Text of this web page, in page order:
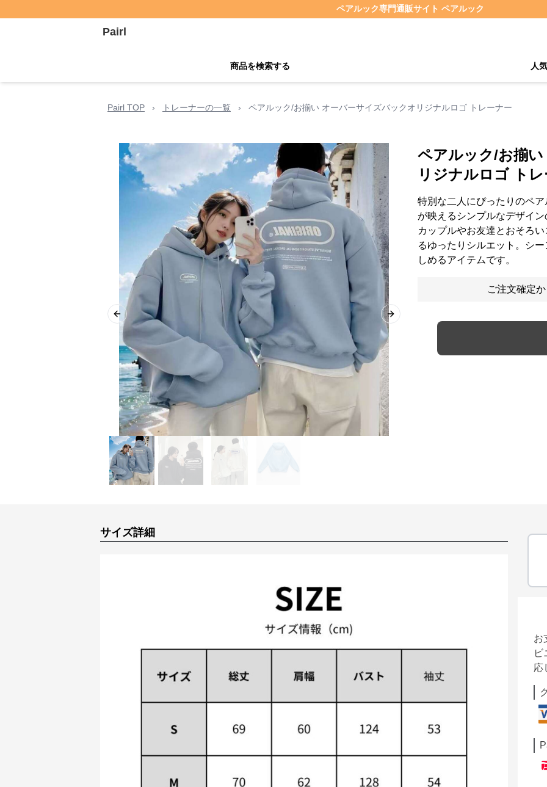
ペアルック専門通販サイト ペアルック
Pairl
商品を検索する 人
Pairl TOP › トレーナーの一覧 › ペアルック/お揃い オーバーサイズバックオリジナルロゴ トレーナー
Previous slide Next slide
ペアルック/お揃
リジナルロゴ ト
特別な二人にぴったりのペ
が映えるシンプルなデザイ
カップルやお友達とおそろ
るゆったりシルエット。シ
しめるアイテムです。
ご注文確定
サイズ詳細
お
ビ
応